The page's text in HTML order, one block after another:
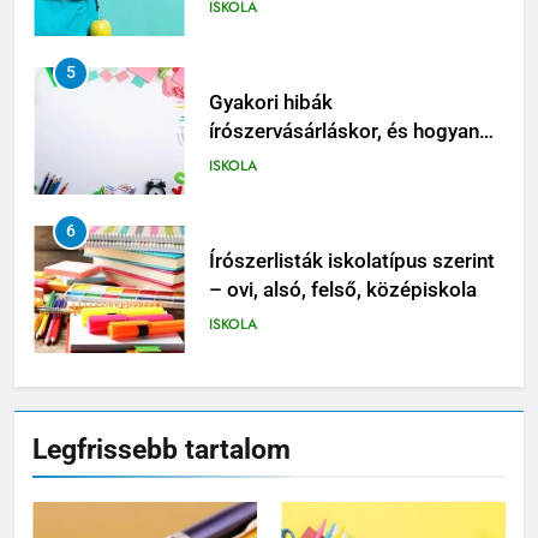
ISKOLA
5
Gyakori hibák
írószervásárláskor, és hogyan
kerüld el őket
ISKOLA
6
Írószerlisták iskolatípus szerint
– ovi, alsó, felső, középiskola
ISKOLA
7
dizájn, praktikum, méret
ISKOLA
Legfrissebb tartalom
5
Gyakori hibák
írószervásárláskor, és hogyan
kerüld el őket